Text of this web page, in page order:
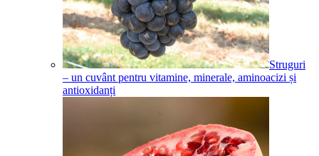
Struguri
– un cuvânt pentru vitamine, minerale, aminoacizi și
antioxidanți